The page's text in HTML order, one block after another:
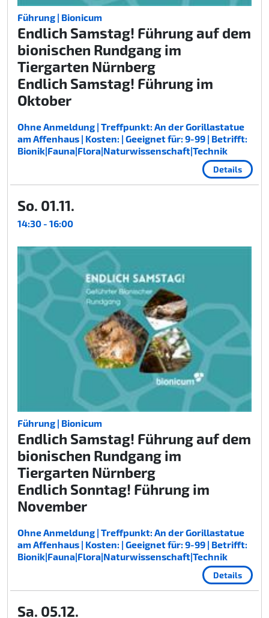
Führung | Bionicum
Endlich Samstag! Führung auf dem
bionischen Rundgang im
Tiergarten Nürnberg
Endlich Samstag! Führung im
Oktober
Ohne Anmeldung | Treffpunkt: An der Gorillastatue
am Affenhaus | Kosten: | Geeignet für: 9-99 | Betrifft:
Bionik|Fauna|Flora|Naturwissenschaft|Technik
Details
So. 01.11.
14:30 - 16:00
Führung | Bionicum
Endlich Samstag! Führung auf dem
bionischen Rundgang im
Tiergarten Nürnberg
Endlich Sonntag! Führung im
November
Ohne Anmeldung | Treffpunkt: An der Gorillastatue
am Affenhaus | Kosten: | Geeignet für: 9-99 | Betrifft:
Bionik|Fauna|Flora|Naturwissenschaft|Technik
Details
Sa. 05.12.